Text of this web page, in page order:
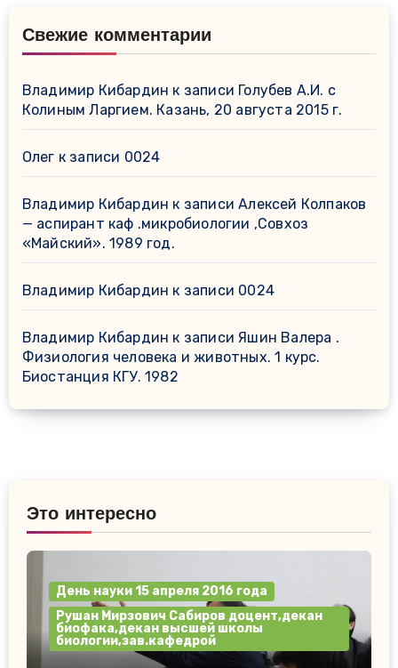
Свежие комментарии
Владимир Кибардин к записи Голубев А.И. с
Колиным Ларгием. Казань, 20 августа 2015 г.
Олег к записи 0024
Владимир Кибардин к записиАлексей Колпаков
— аспирант каф .микробиологии ,Совхоз
«Майский». 1989 год.
Владимир Кибардин к записи 0024
Владимир Кибардин к записиЯшин Валера .
Физиология человека и животных. 1 курс.
Биостанция КГУ. 1982
Это интересно
День науки 15 апреля 2016 года
Рушан Мирзович Сабиров доцент,декан
биофака,декан высшей школы
биологии,зав.кафедрой